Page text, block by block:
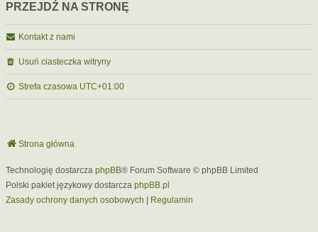
PRZEJDŹ NA STRONĘ
Kontakt z nami
Usuń ciasteczka witryny
Strefa czasowa UTC+01:00
Strona główna
Technologię dostarcza phpBB® Forum Software © phpBB Limited
Polski pakiet językowy dostarcza phpBB.pl
Zasady ochrony danych osobowych
Regulamin